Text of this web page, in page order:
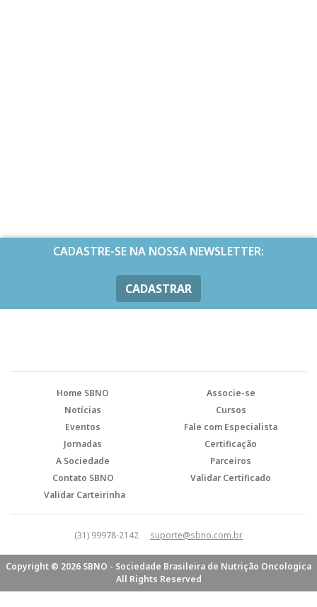
CADASTRE-SE NA NOSSA NEWSLETTER:
CADASTRAR
Home SBNO
Associe-se
Notícias
Cursos
Eventos
Fale com Especialista
Jornadas
Certificação
A Sociedade
Parceiros
Contato SBNO
Validar Certificado
Validar Carteirinha
(31) 99978-2142 suporte@sbno.com.br
Copyright © 2026 SBNO - Sociedade Brasileira de Nutrição Oncologica
All Rights Reserved